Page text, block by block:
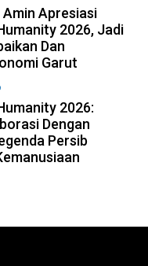
Apresiasi
2026, Jadi
Dan
Garut
2026:
Dengan
Persib